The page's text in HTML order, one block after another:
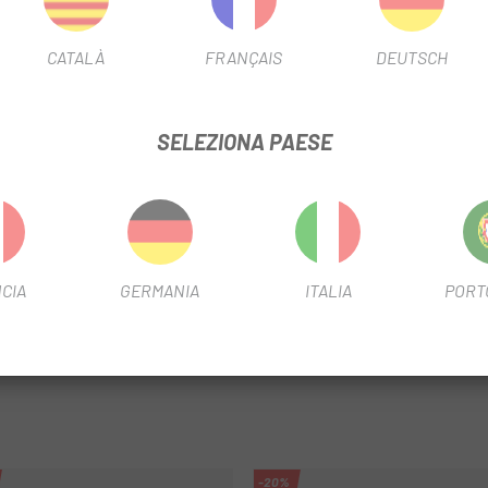
SCHEDA PRODOTTO
LUNGHEZZA DELLA VALVOLA
INFORMAZIONI SUL PRODOTTO
una buona ritenzione dell'aria.
-20%
CATALÀ FRANÇAIS DEUTSCH
SELEZIONA PAESE
GERMANIA ITALIA